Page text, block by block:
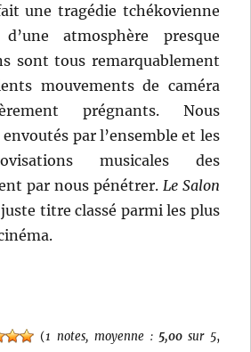
une tragédie tchékovienne
atmosphère presque
sont tous remarquablement
mouvements de caméra
prégnants. Nous
par l’ensemble et les
musicales des
par nous pénétrer. Le Salon
titre classé parmi les plus
(1 notes, moyenne : 5,00sur 5,